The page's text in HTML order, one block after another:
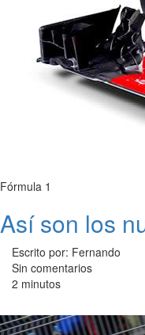
Fórmula 1
Así son los
Escrito por: Fernando
Sin comentarios
2 minutos